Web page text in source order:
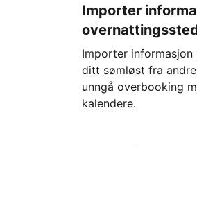
Importer
Importer
ditt sømløst fra
unngå overbooking
kalendere.
Kom i gang i dag